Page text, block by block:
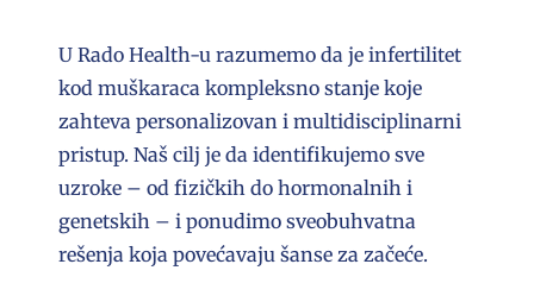
U Rado Health-u razumemo da je infertilitet
kod muškaraca kompleksno stanje koje
zahteva personalizovan i multidisciplinarni
pristup. Naš cilj je da identifikujemo sve
uzroke – od fizičkih do hormonalnih i
genetskih – i ponudimo sveobuhvatna
rešenja koja povećavaju šanse za začeće.